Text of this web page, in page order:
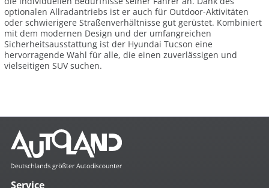
optionalen Allradantriebs ist er auch für Outdoor-Aktivitäten
oder schwierigere Straßenverhältnisse gut gerüstet. Kombiniert
mit dem modernen Design und der umfangreichen
Sicherheitsausstattung ist der Hyundai Tucson eine
hervorragende Wahl für alle, die einen zuverlässigen und
vielseitigen SUV suchen.
Service